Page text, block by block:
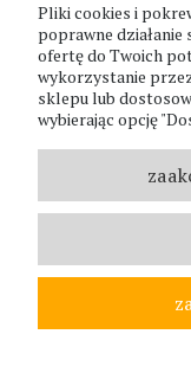
sobota 8:00 - 13:00
PHU Zagroda A.Szlaur
ZAGRODA
UL. Hallera 116A
REGON:
NIP: 5481587807
©
Pliki cookies i
poprawne
ofertę do Twoich
wykorzystanie
sklepu lub
wybierając opcję